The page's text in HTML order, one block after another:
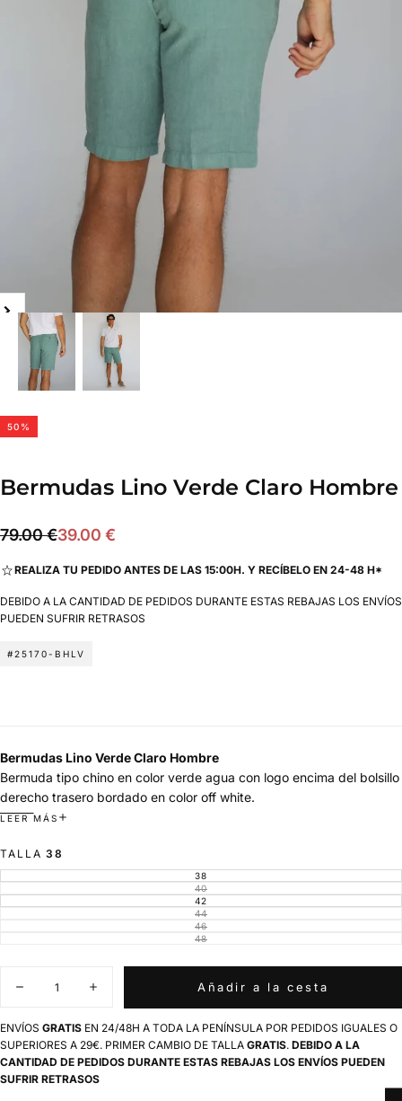
50 %
Bermudas Lino Verde Claro Hombre
39.00
Precio
79.00 €Precio
39.00 €
REALIZA TU PEDIDO ANTES DE LAS 15:00H. Y RECÍBELO EN 24-48 H*
DEBIDO A LA CANTIDAD DE PEDIDOS DURANTE ESTAS REBAJAS LOS ENVÍOS
PUEDEN SUFRIR RETRASOS
#25170-BHLV
Bermudas Lino Verde Claro Hombre
Bermuda tipo chino en color verde agua con logo encima del bolsillo
derecho trasero bordado en color off white.
Prueba a llevarla con camiseta, polo o camisa !
LEER MÁS
TALLA 38
38VARIANTE
AGOTADA
O
NO
DISPONIBLE
40VARIANTE
AGOTADA
O
NO
DISPONIBLE
42VARIANTE
AGOTADA
O
NO
DISPONIBLE
44VARIANTE
AGOTADA
O
NO
46VARIANTE
AGOTADA
DISPONIBLE
48VARIANTE
NO
Disminuir
para
Bermudas
Lino
Verde
Claro
Aumentar
cantidad
para
Bermudas
Lino
Verde
Claro
Añadir a la cesta
ENVÍOS GRATIS EN 24/48H A TODA LA PENÍNSULA POR PEDIDOS IGUALES O
SUPERIORES A 29€. PRIMER CAMBIO DE TALLA GRATIS. DEBIDO A LA
CANTIDAD DE PEDIDOS DURANTE ESTAS REBAJAS LOS ENVÍOS PUEDEN
SUFRIR RETRASOS